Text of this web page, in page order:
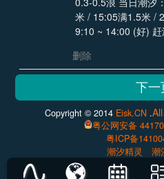
米 / 15:05满1.5米 /
9:10 ~ 14:00 (好) 赶
删除
Copyright © 2014 Eisk.CN .All
粤公网安备
粤ICP备
潮汐精灵
潮